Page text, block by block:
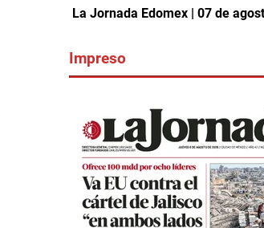
La Jornada Edomex | 07 de
Impreso